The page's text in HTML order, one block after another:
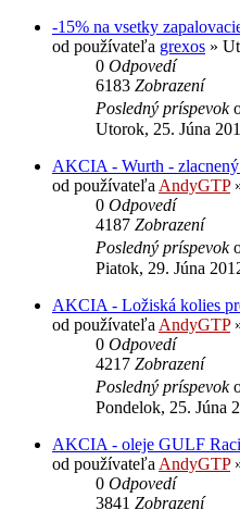
-15% na vsetky
od používateľa grexos »
0 Odpovedí
6183 Zobrazení
Posledný príspevok
Utorok, 25. Júna
AKCIA - Wurth -
od používateľa AndyGTP
0 Odpovedí
4187 Zobrazení
Posledný príspevok
Piatok, 29. Júna
AKCIA - Ložiská kolies
od používateľa AndyGTP
0 Odpovedí
4217 Zobrazení
Posledný príspevok
Pondelok, 25. Júna
AKCIA - oleje GULF
od používateľa AndyGTP
0 Odpovedí
3841 Zobrazení